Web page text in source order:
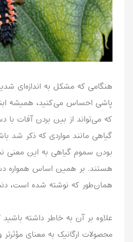
هنگامی‌ که مشکل به‌ اندازه‌ای
پاشی احساس می‌کنید، همیشه
که می‌تواند از بین بردن آفات با
گیاهی مانند مواردی که ذکر شد
بودن سموم گیاهی به این معنی
هستند. بر همین اساس همواره
همان‌طور که نوشته شده است،
علاوه بر آن به خاطر داشته
محصولات ارگانیک به معنای